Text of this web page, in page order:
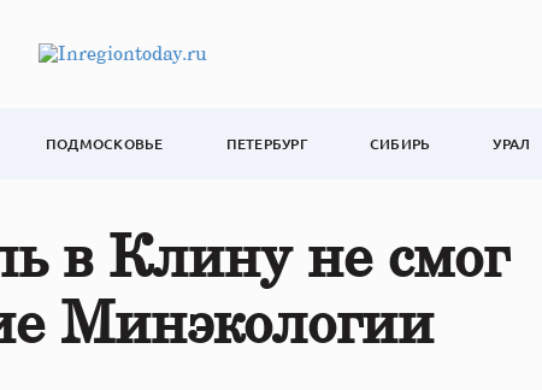
ПОДМОСКОВЬЕ ПЕТЕРБУРГ СИБИРЬ УРАЛ
в Клину не смог
Минэкологии